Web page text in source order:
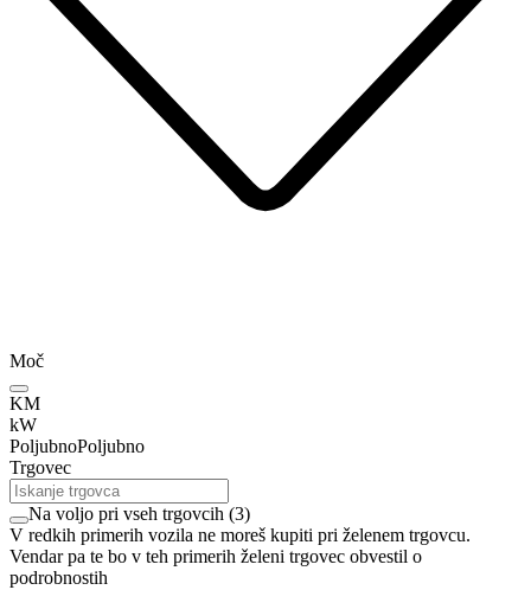
Moč
KM
kW
PoljubnoPoljubno
Trgovec
Na voljo pri vseh trgovcih (3)
V redkih primerih vozila ne moreš kupiti pri želenem trgovcu.
Vendar pa te bo v teh primerih želeni trgovec obvestil o
podrobnostih